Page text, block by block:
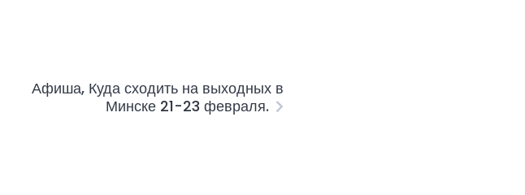
Афиша, Куда сходить на выходных в
Минске 21-23 февраля.